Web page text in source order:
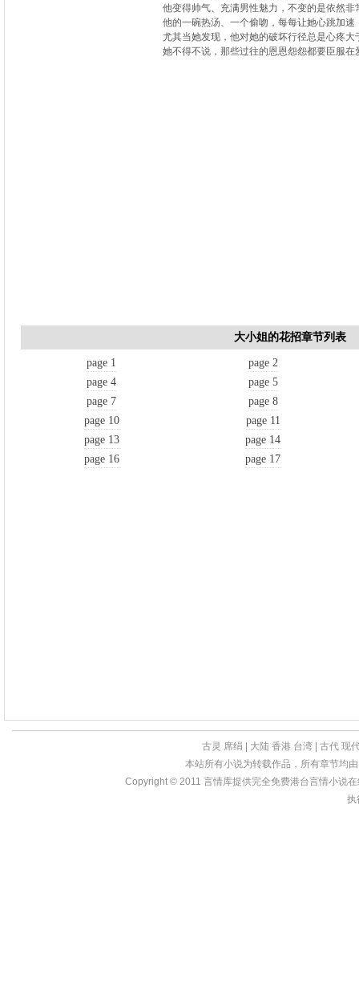
他变得帅气、充满男性魅力，不变的是依然非
他的一碗热汤、一个偷吻，每每让她心跳加速
尤其当她发现，他对她的破坏行径总是心疼大
她不得不说，那些过往的恩恩怨怨都要臣服
大小姐的花招章节列表
page 1
page 2
page 4
page 5
page 7
page 8
page 10
page 11
page 13
page 14
page 16
page 17
古灵 席绢 大陆 香港 台湾 古代 现
本站所有小说为转载作品，所有章节均
Copyright © 2011 言情库提供完全免费港台言情小说
执